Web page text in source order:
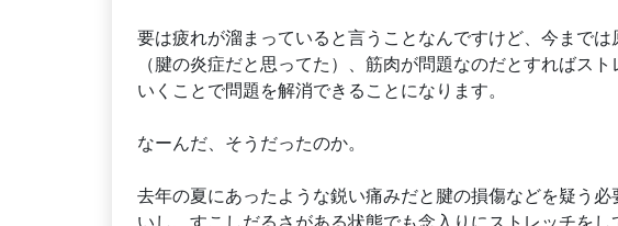
要は疲れが溜まっていると言うことなんですけど、今まで
（腱の炎症だと思ってた）、筋肉が問題なのだとすればス
いくことで問題を解消できることになります。
なーんだ、そうだったのか。
去年の夏にあったような鋭い痛みだと腱の損傷などを疑う
いし、すこしだるさがある状態でも念入りにストレッチを